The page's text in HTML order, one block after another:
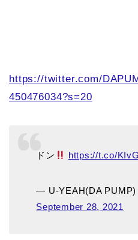
https://twitter.com/
450476034?s=20
ドン https://t.co/
— U-YEAH(DA PUMP)
September 28, 2021